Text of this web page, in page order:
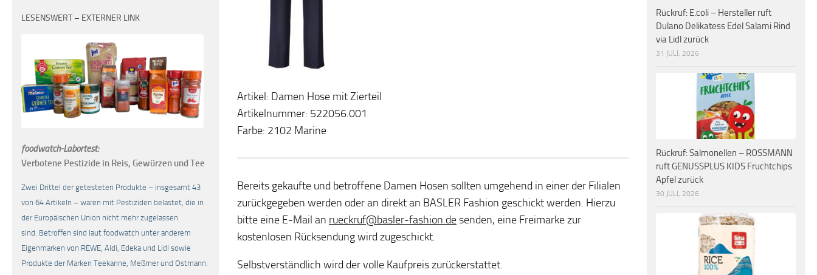
Artikel: Damen Hose mit Zierteil
Artikelnummer: 522056.001
Farbe: 2102 Marine
Bereits gekaufte und betroffene Damen Hosen sollten umgehend in einer der Filialen
zurückgegeben werden oder an direkt an BASLER Fashion geschickt werden. Hierzu
bitte eine E-Mail an rueckruf@basler-fashion.desenden, eine Freimarke zur
kostenlosen Rücksendung wird zugeschickt.
Selbstverständlich wird der volle Kaufpreis zurückerstattet.
LESENSWERT – EXTERNER LINK
foodwatch-Labortest:
Verbotene Pestizide in Reis, Gewürzen und Tee
Zwei Drittel der getesteten Produkte – insgesamt 43
von 64 Artikeln – waren mit Pestiziden belastet, die in
der Europäischen Union nicht mehr zugelassen
sind. Betroffen sind laut foodwatch unter anderem
Eigenmarken von REWE, Aldi, Edeka und Lidl sowie
Produkte der Marken Teekanne, Meßmer und Ostmann.
Rückruf: E.coli – Hersteller ruft
Dulano Delikatess Edel Salami Rind
via Lidl zurück
31 JULI, 2026
Rückruf: Salmonellen – ROSSMANN
ruft GENUSSPLUS KIDS Fruchtchips
Apfel zurück
30 JULI, 2026